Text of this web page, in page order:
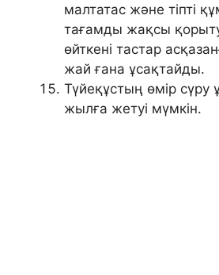
малтатас және тіпті
тағамды жақсы
өйткені тастар
жай ғана ұсақтайды.
Түйеқұстың өмір сүру
жылға жетуі мүмкін.